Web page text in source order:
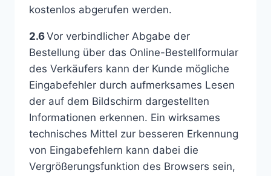
kostenlos abgerufen werden.
2.6Vor verbindlicher Abgabe der
Bestellung über das Online-Bestellformular
des Verkäufers kann der Kunde mögliche
Eingabefehler durch aufmerksames Lesen
der auf dem Bildschirm dargestellten
Informationen erkennen. Ein wirksames
technisches Mittel zur besseren Erkennung
von Eingabefehlern kann dabei die
Vergrößerungsfunktion des Browsers sein,